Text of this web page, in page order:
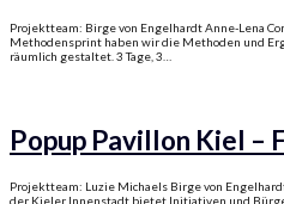
Projektteam: Birge von Engelhardt Anne-Lena
Methodensprint haben wir die Methoden und
räumlich gestaltet. 3 Tage, 3…
Popup Pavillon Kiel –
Projektteam: Luzie Michaels Birge von
der Kieler Innenstadt bietet Initiativen und